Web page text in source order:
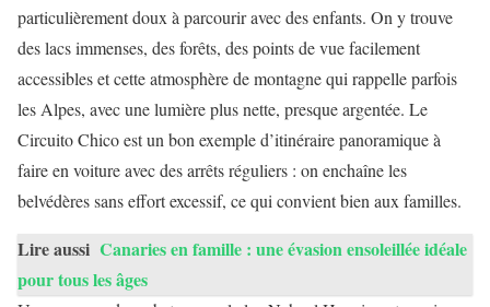
particulièrement doux à parcourir avec des enfants. On y trouve
des lacs immenses, des forêts, des points de vue facilement
accessibles et cette atmosphère de montagne qui rappelle parfois
les Alpes, avec une lumière plus nette, presque argentée. Le
Circuito Chico est un bon exemple d’itinéraire panoramique à
faire en voiture avec des arrêts réguliers : on enchaîne les
belvédères sans effort excessif, ce qui convient bien aux familles.
Lire aussi Canaries en famille : une évasion ensoleillée idéale
pour tous les âges